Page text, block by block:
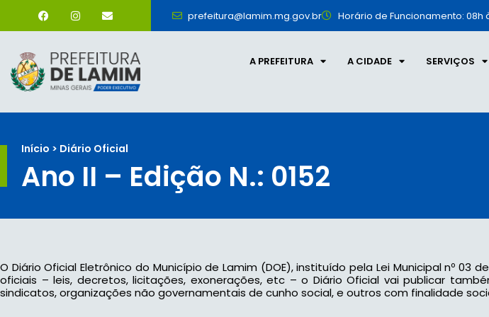
prefeitura@lamim.mg.gov.br Horário de Funcionamento: 08h
A PREFEITURA A CIDADE SERVIÇOS
Início > Diário Oficial
Ano II – Edição N.: 0152
O Diário Oficial Eletrônico do Município de Lamim (DOE), instituído pela Lei Municipal nº 03
oficiais – leis, decretos, licitações, exonerações, etc – o Diário Oficial vai publicar
sindicatos, organizações não governamentais de cunho social, e outros com finalidade